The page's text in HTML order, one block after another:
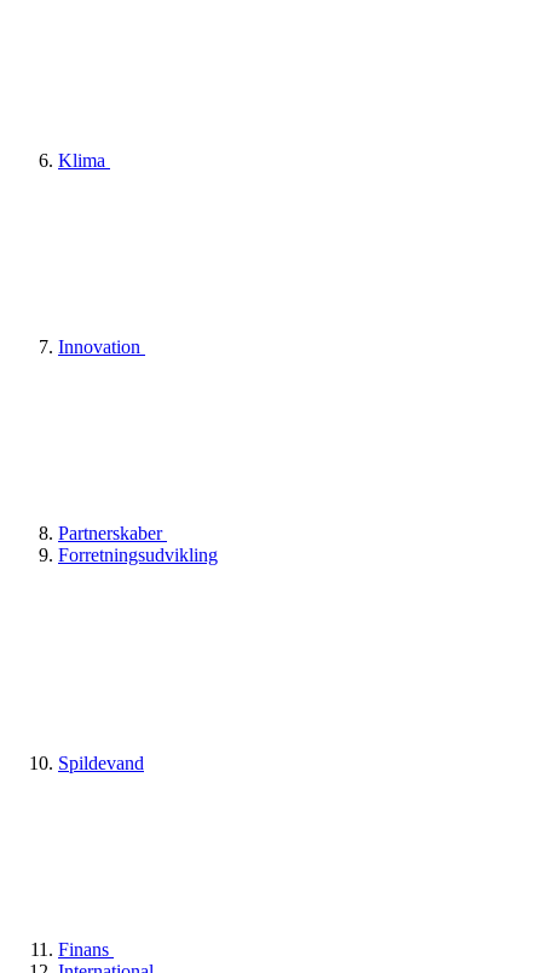
Klima
Innovation
Partnerskaber
Forretningsudvikling
Spildevand
Finans